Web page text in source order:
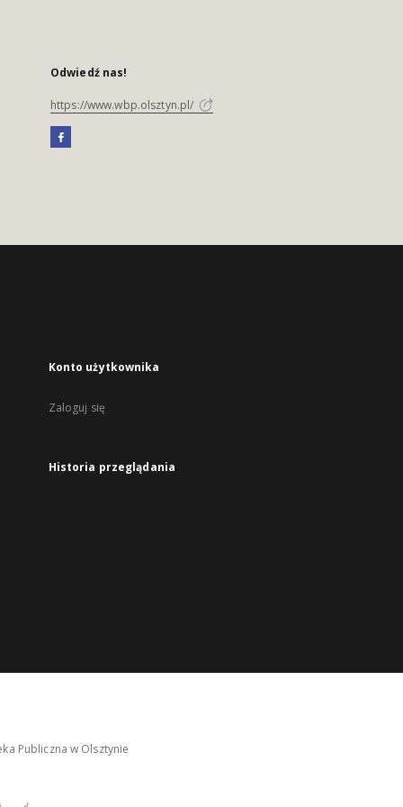
Odwiedź nas!
https://www.wbp.olsztyn.pl/
Konto użytkownika
Zaloguj się
Historia przeglądania
Publiczna w Olsztynie